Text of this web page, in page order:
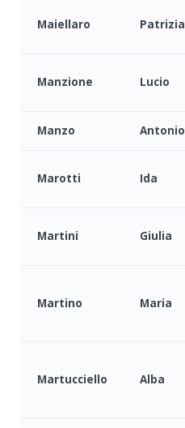
Maiellaro Patrizia
Manzione Lucio
Manzo Antonio
Marotti Ida
Martini Giulia
Martino Maria
Martucciello Alba